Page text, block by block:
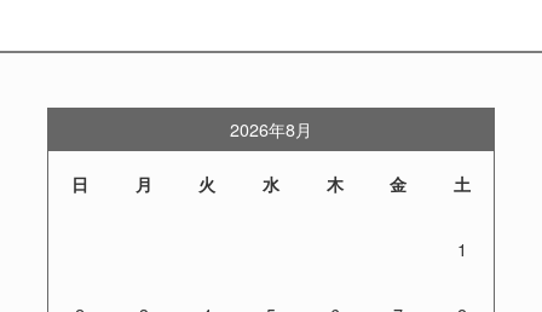
2026年8月
日 月 火 水 木 金 土
1